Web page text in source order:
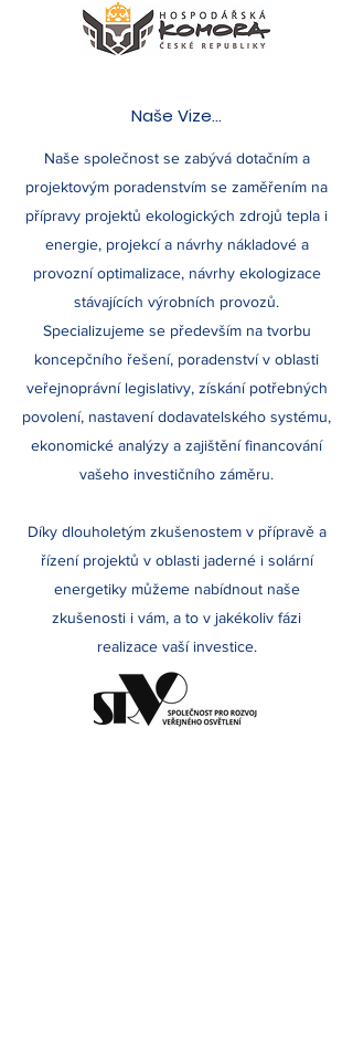
Naše Vize...
Naše společnost se zabývá dotačním a
projektovým poradenstvím se zaměřením na
přípravy projektů ekologických zdrojů tepla i
energie, projekcí a návrhy nákladové a
provozní optimalizace, návrhy ekologizace
stávajících výrobních provozů.
Specializujeme se především na tvorbu
koncepčního řešení, poradenství v oblasti
veřejnoprávní legislativy, získání potřebných
povolení, nastavení dodavatelského systému,
ekonomické analýzy a zajištění financování
vašeho investičního záměru.
Díky dlouholetým zkušenostem v přípravě a
řízení projektů v oblasti jaderné i solární
energetiky můžeme nabídnout naše
zkušenosti i vám, a to v jakékoliv fázi
realizace vaší investice.